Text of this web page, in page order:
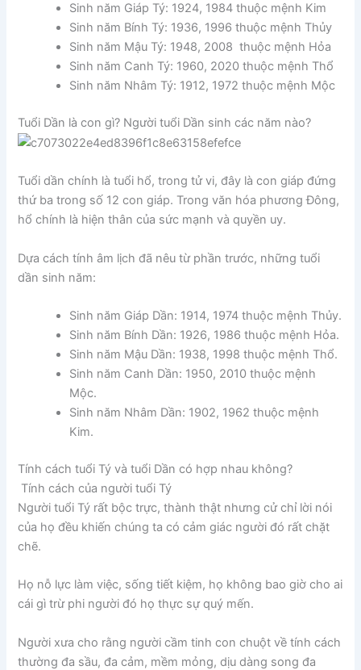
Sinh năm Giáp Tý: 1924, 1984 thuộc mệnh Kim
Sinh năm Bính Tý: 1936, 1996 thuộc mệnh Thủy
Sinh năm Mậu Tý: 1948, 2008 thuộc mệnh Hỏa
Sinh năm Canh Tý: 1960, 2020 thuộc mệnh Thổ
Sinh năm Nhâm Tý: 1912, 1972 thuộc mệnh Mộc
Tuổi Dần là con gì? Người tuổi Dần sinh các năm nào?
Tuổi dần chính là tuổi hổ, trong tử vi, đây là con giáp đứng
thứ ba trong số 12 con giáp. Trong văn hóa phương Đông,
hổ chính là hiện thân của sức mạnh và quyền uy.
Dựa cách tính âm lịch đã nêu từ phần trước, những tuổi
dần sinh năm:
Sinh năm Giáp Dần: 1914, 1974 thuộc mệnh Thủy.
Sinh năm Bính Dần: 1926, 1986 thuộc mệnh Hỏa.
Sinh năm Mậu Dần: 1938, 1998 thuộc mệnh Thổ.
Sinh năm Canh Dần: 1950, 2010 thuộc mệnh
Mộc.
Sinh năm Nhâm Dần: 1902, 1962 thuộc mệnh
Kim.
Tính cách tuổi Tý và tuổi Dần có hợp nhau không?
Tính cách của người tuổi Tý
Người tuổi Tý rất bộc trực, thành thật nhưng cử chỉ lời nói
của họ đều khiến chúng ta có cảm giác người đó rất chặt
chẽ.
Họ nỗ lực làm việc, sống tiết kiệm, họ không bao giờ cho ai
cái gì trừ phi người đó họ thực sự quý mến.
Người xưa cho rằng người cầm tinh con chuột về tính cách
thường đa sầu, đa cảm, mềm mỏng, dịu dàng song đa